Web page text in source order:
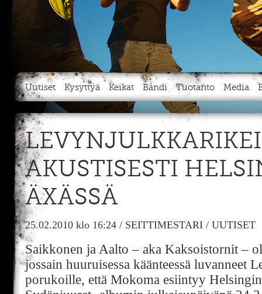
Uutiset Kysyttyä Keikat Bändi Tuotanto Media
AKUSTISESTI
ÄXÄSSÄ
25.02.2010 klo 16:24 / SEITTIMESTARI / UUTISET
Saikkonen ja Aalto – aka Kaksoistornit –
jossain huuruisessa käänteessä luvanneet
porukoille, että Mokoma esiintyy